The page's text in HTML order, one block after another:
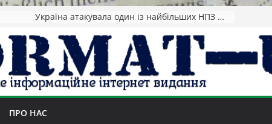
Україна атакувала один із найбільших НПЗ РФ: у Ярославлі спалахнула масштабна пожежа
ПРО НАС